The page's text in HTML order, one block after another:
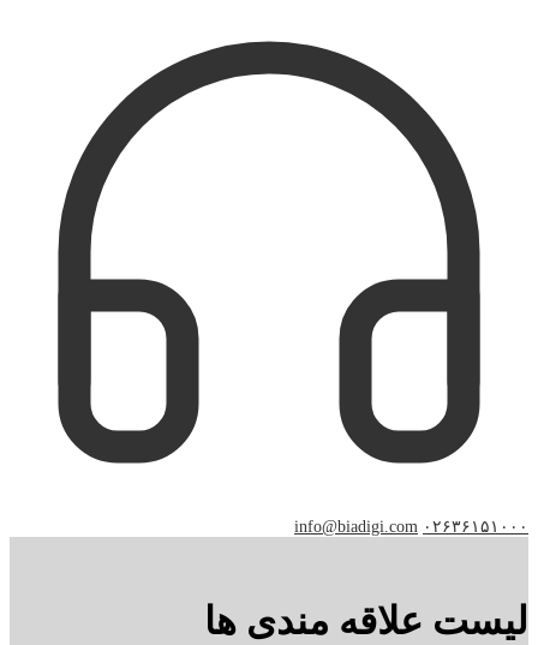
۰۲۶۳۶۱۵۱۰۰۰ info@biadigi.com
لیست علاقه مندی ها